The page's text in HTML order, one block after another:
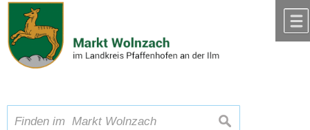
Zum Inhalt,zur Navigation
Schriftgröße A A A suchen